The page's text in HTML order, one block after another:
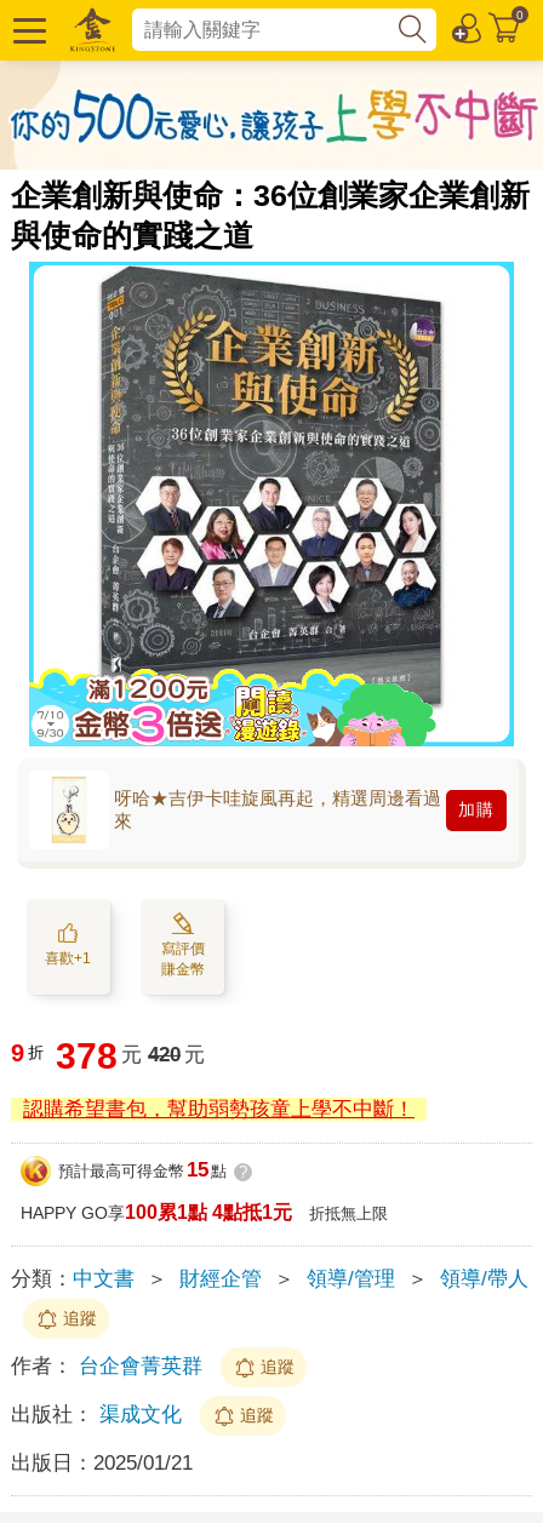
0
企業創新與使命：36位創業家企業創新
與使命的實踐之道
呀哈★吉伊卡哇旋風再起，精選周邊看過
來
加購
喜歡+1
寫評價
賺金幣
9 折 378 元 420 元
認購希望書包，幫助弱勢孩童上學不中斷！
預計最高可得金幣 15點 ?
HAPPY GO享100累1點 4點抵1元 折抵無上限
分類： 中文書 ＞ 財經企管 ＞ 領導/管理 ＞ 領導/帶人
追蹤
作者： 台企會菁英群 追蹤
出版社： 渠成文化 追蹤
出版日： 2025/01/21